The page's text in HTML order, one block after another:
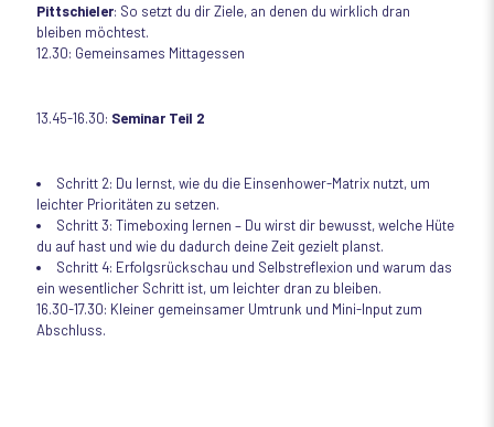
Pittschieler: So setzt du dir Ziele, an denen du wirklich dran
bleiben möchtest.
12.30: Gemeinsames Mittagessen
13.45-16.30: Seminar Teil 2
Schritt 2: Du lernst, wie du die Einsenhower-Matrix nutzt, um
leichter Prioritäten zu setzen.
Schritt 3: Timeboxing lernen – Du wirst dir bewusst, welche Hüte
du auf hast und wie du dadurch deine Zeit gezielt planst.
Schritt 4: Erfolgsrückschau und Selbstreflexion und warum das
ein wesentlicher Schritt ist, um leichter dran zu bleiben.
16.30-17.30: Kleiner gemeinsamer Umtrunk und Mini-Input zum
Abschluss.